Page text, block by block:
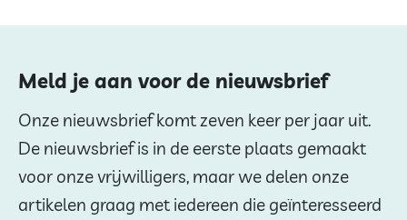
Meld je aan voor de nieuwsbrief
Onze nieuwsbrief komt zeven keer per jaar uit.
De nieuwsbrief is in de eerste plaats gemaakt
voor onze vrijwilligers, maar we delen onze
artikelen graag met iedereen die geïnteresseerd